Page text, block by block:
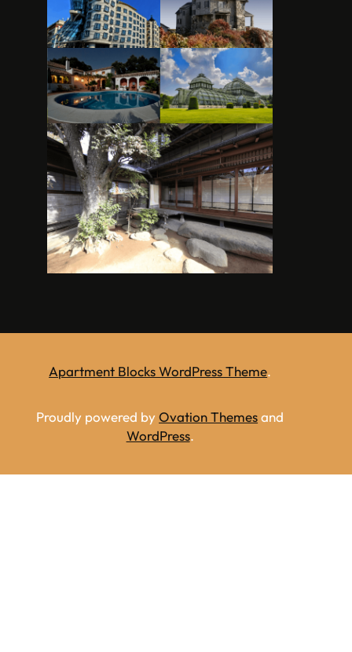
Apartment Blocks WordPress Theme.
Proudly powered byOvation Themesand
WordPress.